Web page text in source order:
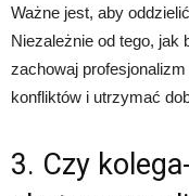
Ważne jest, aby
Niezależnie od tego, jak
zachowaj
konfliktów i utrzymać
3. Czy